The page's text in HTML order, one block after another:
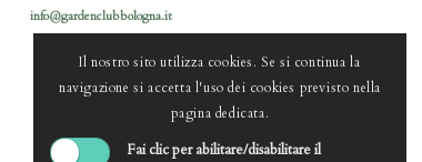
info@gardenclubbologna.it
Il nostro sito utilizza cookies. Se si continua la
navigazione si accetta l'uso dei cookies previsto nella
pagina dedicata.
Fai clic per abilitare/disabilitare il